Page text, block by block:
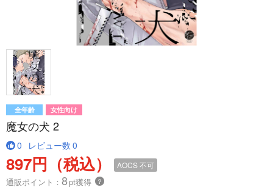
全年齢 女性向け
魔女の犬 2
0 レビュー数 0
897円（税込） AOCS不可
通販ポイント： 8pt獲得 ？